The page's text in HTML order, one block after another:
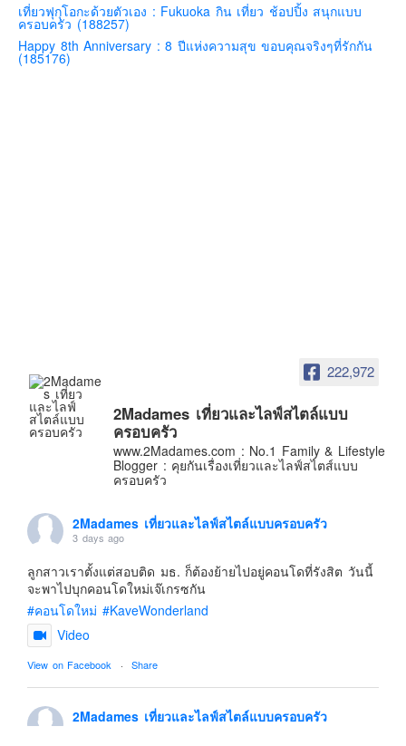
เอเชีย
สิงคโปร์
จีน
ฟิลิปปินส์
ออสเตรเลีย
นิวซีแลนด์
บทความครอบครัว
Beauty Review
รีวิวสายการบิน
Products & Applications
Events & PR News
About Us
Contact & Support Us
เที่ยวฟุกุโอกะด้วยตัวเอง : Fukuoka กิน เที่ยว ช้อปปิ้ง สนุกแบบ
ครอบครัว (188257)
Happy 8th Anniversary : 8 ปีแห่งความสุข ขอบคุณจริงๆที่รักกัน
(185176)
222,972
2Madames เที่ยวและไลฟ์สไตล์แบบ
ครอบครัว
www.2Madames.com : No.1 Family & Lifestyle
Blogger : คุยกันเรื่องเที่ยวและไลฟ์สไตส์แบบ
ครอบครัว
2Madames เที่ยวและไลฟ์สไตล์แบบครอบครัว
3 days ago
ลูกสาวเราตั้งแต่สอบติด มธ. ก็ต้องย้ายไปอยู่คอนโดที่รังสิต วันนี้
จะพาไปบุกคอนโดใหม่เจ๊เกรซกัน
#คอนโดใหม่ #KaveWonderland
Video
View on Facebook · Share
2Madames เที่ยวและไลฟ์สไตล์แบบครอบครัว